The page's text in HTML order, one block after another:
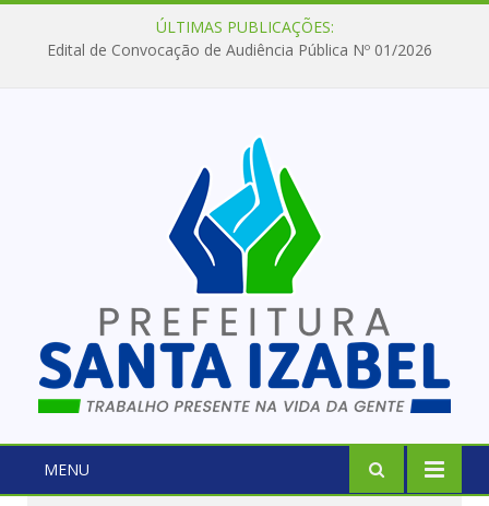
ÚLTIMAS PUBLICAÇÕES:
Edital de Convocação de Audiência Pública Nº 01/2026
MENU